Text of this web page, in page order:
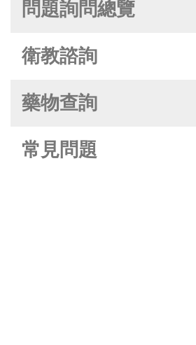
問題詢問總覽
衛教諮詢
藥物查詢
常見問題